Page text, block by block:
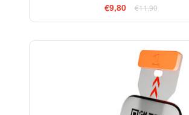
€9,80
€11,90